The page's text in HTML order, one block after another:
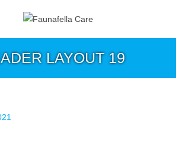
LAYOUT 19